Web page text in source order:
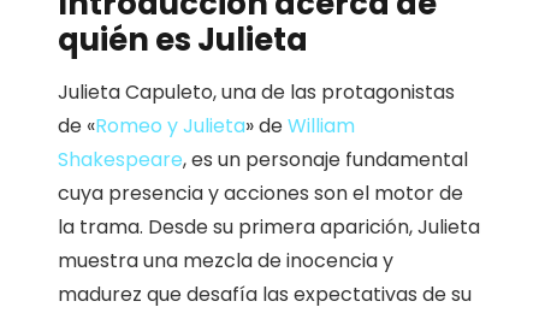
quién es Julieta
Julieta Capuleto, una de las protagonistas
de «Romeo y Julieta» deWilliam
Shakespeare, es un personaje fundamental
cuya presencia y acciones son el motor de
la trama. Desde su primera aparición, Julieta
muestra una mezcla de inocencia y
madurez que desafía las expectativas de su